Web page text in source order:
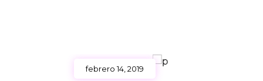
febrero 14, 2019